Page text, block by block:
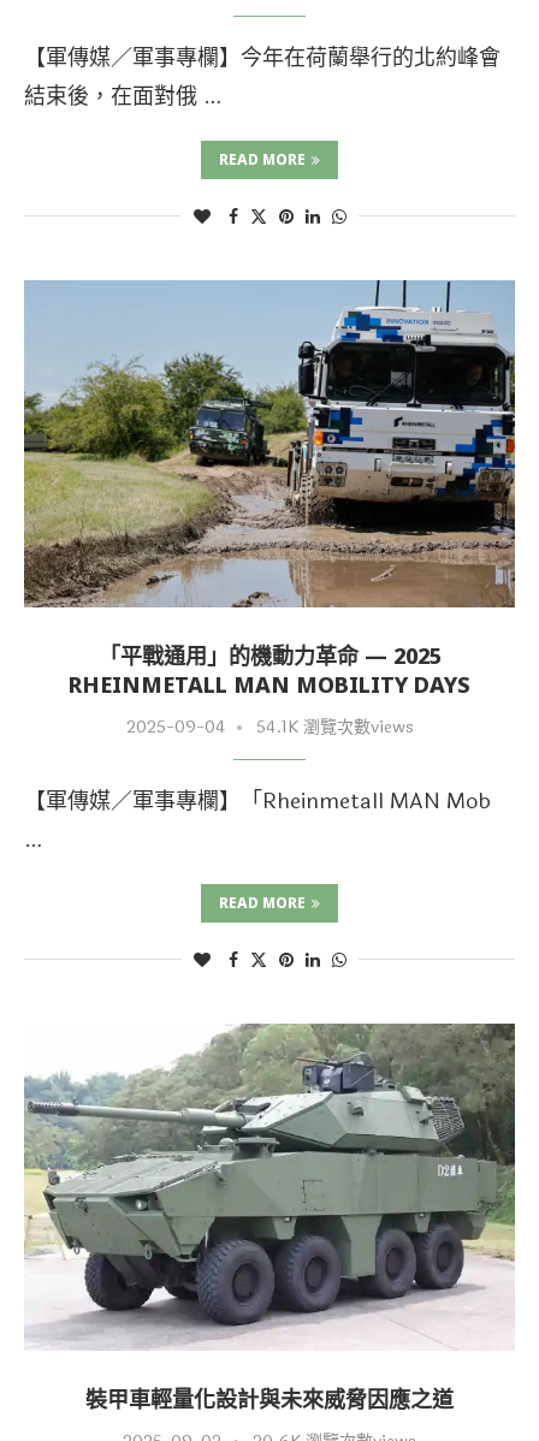
【軍傳媒／軍事專欄】今年在荷蘭舉行的北約峰會
結束後，在面對俄 …
READ MORE
「平戰通用」的機動力革命 — 2025
RHEINMETALL MAN MOBILITY DAYS
2025-09-04 54.1K 瀏覽次數views
【軍傳媒／軍事專欄】「Rheinmetall MAN Mob
…
READ MORE
裝甲車輕量化設計與未來威脅因應之道